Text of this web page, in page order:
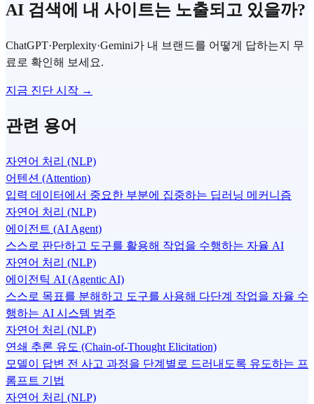
AI 검색에 내 사이트는 노출되고 있을까?
ChatGPT·Perplexity·Gemini가 내 브랜드를 어떻게 답하는지 무
료로 확인해 보세요.
지금 진단 시작 →
관련 용어
자연어 처리 (NLP)
어텐션 (Attention)
입력 데이터에서 중요한 부분에 집중하는 딥러닝 메커니즘
자연어 처리 (NLP)
에이전트 (AI Agent)
스스로 판단하고 도구를 활용해 작업을 수행하는 자율 AI
자연어 처리 (NLP)
에이전틱 AI (Agentic AI)
스스로 목표를 분해하고 도구를 사용해 다단계 작업을 자율 수
행하는 AI 시스템 범주
자연어 처리 (NLP)
연쇄 추론 유도 (Chain-of-Thought Elicitation)
모델이 답변 전 사고 과정을 단계별로 드러내도록 유도하는 프
롬프트 기법
자연어 처리 (NLP)